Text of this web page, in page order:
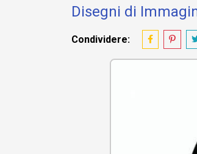
Disegni di
Condividere: